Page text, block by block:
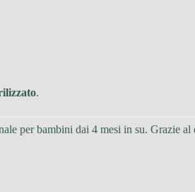
.
per bambini dai 4 mesi in su. Grazie